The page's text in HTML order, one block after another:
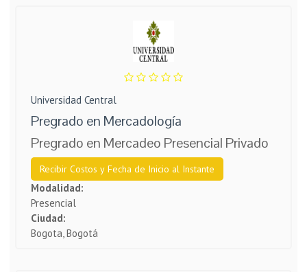
Universidad Central
Pregrado en Mercadología
Pregrado en Mercadeo Presencial Privado
Recibir Costos y Fecha de Inicio al Instante
Modalidad:
Presencial
Ciudad:
Bogota, Bogotá